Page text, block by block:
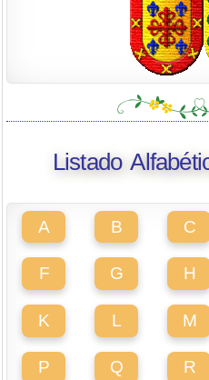
Listado
A B C
F G H
K L M
P Q R